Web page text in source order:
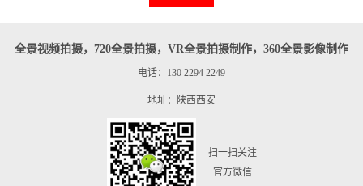
全景视频拍摄，720全景拍摄，VR全景拍摄制作，360全景影像制作
电话：130 2294 2249
地址：陕西西安
扫一扫关注
官方微信